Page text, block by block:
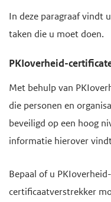
In deze paragraaf vindt
taken die u moet doen.
PKIoverheid-
Met behulp van
die personen en
beveiligd op een hoog
informatie hierover
Bepaal of u
certificaatverstrekker